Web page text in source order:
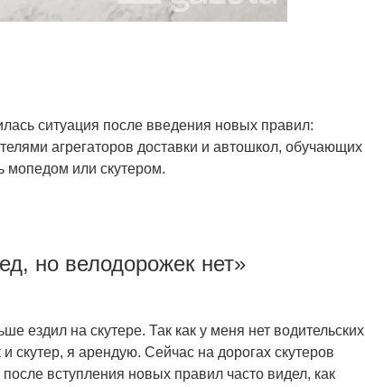
ситуация после введения новых правил:
агрегаторов доставки и автошкол, обучающих
мопедом или скутером.
но велодорожек нет»
ездил на скутере. Так как у меня нет водительских
скутер, я арендую. Сейчас на дорогах скутеров
вступления новых правил часто видел, как